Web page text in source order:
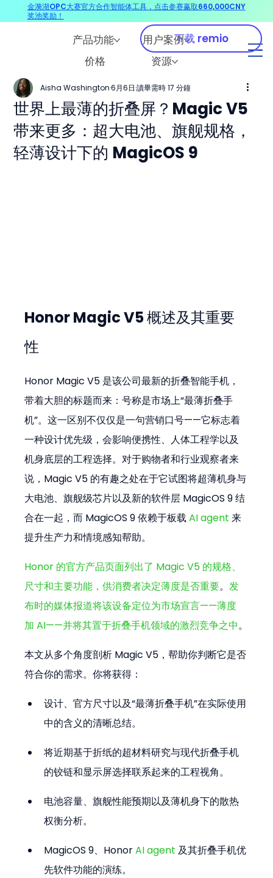
产品功能
用户案例
价格
资源
下载 remio
世界上最薄的折叠屏？Magic V5
带来更多：超大电池、旗舰规格，
轻薄设计下的 MagicOS 9
Aisha Washington 6月6日 讀畢需時 17 分鐘
Honor Magic V5 概述及其重要
性
Honor Magic V5 是该公司最新的折叠智能手机，
带着大胆的标题而来：号称是市场上“最薄折叠手
机”。这一区别不仅仅是一句营销口号——它标志着
一种设计优先级，会影响便携性、人体工程学以及
机身底层的工程选择。对于购物者和行业观察者来
说，Magic V5 的有趣之处在于它试图将超薄机身与
大电池、旗舰级芯片以及新的软件层 MagicOS 9 结
合在一起，而 MagicOS 9 依赖于板载 AI agent 来
提升生产力和情境感知帮助。
Honor 的官方产品页面列出了 Magic V5 的规格、
尺寸和主要功能，供消费者决定薄度是否重要。发
布时的媒体报道将该设备定位为市场宣言——薄度
加 AI——并将其置于折叠手机领域的激烈竞争之中。
本文从多个角度剖析 Magic V5，帮助你判断它是否
符合你的需求。你将获得：
设计、官方尺寸以及“最薄折叠手机”在实际使用
中的含义的清晰总结。
将近期基于折纸的超材料研究与现代折叠手机
的铰链和显示屏选择联系起来的工程视角。
电池容量、旗舰性能预期以及薄机身下的散热
权衡分析。
MagicOS 9、Honor AI agent 及其折叠手机优
先软件功能的演练。
金漪湖OPC大赛官方合作智能体工具，点击参赛赢取660,000CNY
奖池奖励！